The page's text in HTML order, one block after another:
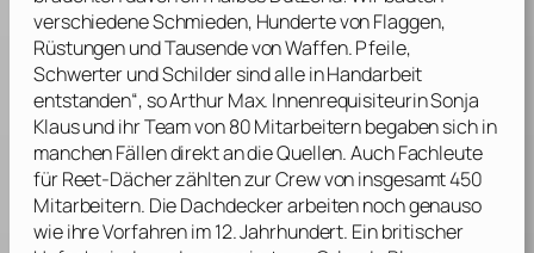
verschiedene Schmieden, Hunderte von Flaggen,
Rüstungen und Tausende von Waffen. Pfeile,
Schwerter und Schilder sind alle in Handarbeit
entstanden“, soArthur Max. InnenrequisiteurinSonja
Klausund ihr Team von 80 Mitarbeitern begaben sich in
manchen Fällen direkt an die Quellen. Auch Fachleute
für Reet-Dächer zählten zur Crew von insgesamt 450
Mitarbeitern. Die Dachdecker arbeiten noch genauso
wie ihre Vorfahren im 12. Jahrhundert. Ein britischer